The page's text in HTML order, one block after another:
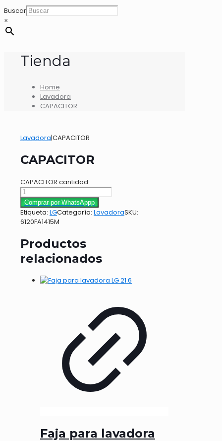
Buscar
×
Tienda
Home
Lavadora
CAPACITOR
Lavadora|CAPACITOR
CAPACITOR
CAPACITOR cantidad
Comprar por WhatsAppp
Etiqueta: LGCategoría: LavadoraSKU:
6120FA1415M
Productos
relacionados
Faja para lavadora